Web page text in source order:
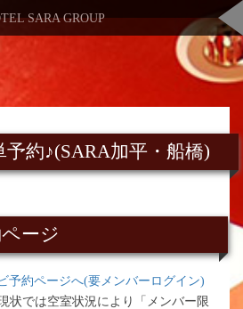
SARA GROUP
約♪(SARA加平・船橋)
ージ
約ページへ(要メンバーログイン)
状では空室状況により「メンバー限